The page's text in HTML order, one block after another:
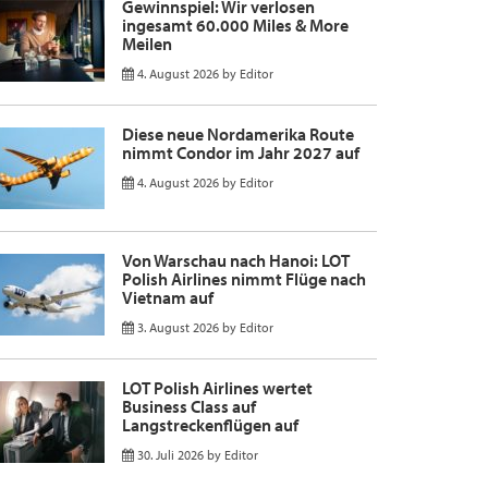
Gewinnspiel: Wir verlosen
ingesamt 60.000 Miles & More
Meilen
4. August 2026 by Editor
Diese neue Nordamerika Route
nimmt Condor im Jahr 2027 auf
4. August 2026 by Editor
Von Warschau nach Hanoi: LOT
Polish Airlines nimmt Flüge nach
Vietnam auf
3. August 2026 by Editor
LOT Polish Airlines wertet
Business Class auf
Langstreckenflügen auf
30. Juli 2026 by Editor